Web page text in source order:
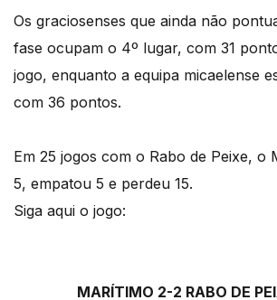
Os graciosenses que ainda não
fase ocupam o 4º lugar, com 31
jogo, enquanto a equipa micaelense
com 36 pontos.
Em 25 jogos com o Rabo de Peixe, o
5, empatou 5 e perdeu 15.
Siga aqui o jogo:
MARÍTIMO 2-2 RABO DE